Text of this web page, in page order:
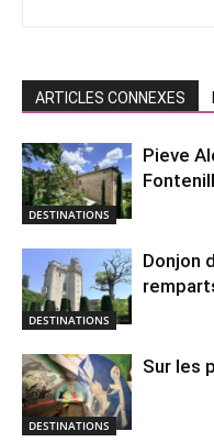
ARTICLES CONNEXES
DESTINATIONS
Pieve
DESTINATIONS
Donjon
DESTINATIONS
Sur les